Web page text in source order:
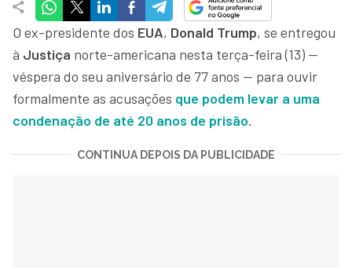
O ex-presidente dos EUA, Donald Trump, se entregou
à Justiça norte-americana nesta terça-feira (13) —
véspera do seu aniversário de 77 anos — para ouvir
formalmente as acusações que podem levar a uma
condenação de até 20 anos de prisão.
CONTINUA DEPOIS DA PUBLICIDADE